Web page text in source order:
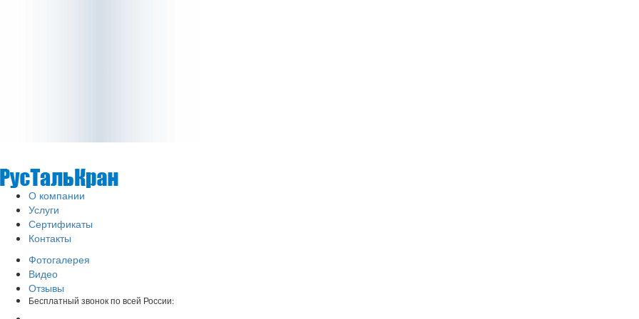
О компании
Услуги
Сертификаты
Контакты
Фотогалерея
Видео
Отзывы
Бесплатный звонок по всей России: